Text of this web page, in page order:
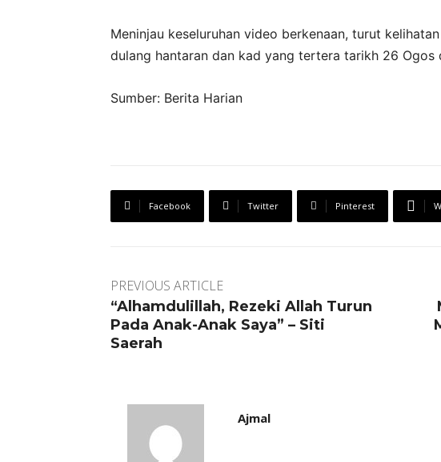
Meninjau keseluruhan video berkenaan, turut
dulang hantaran dan kad yang tertera tarikh 26 Ogos
Sumber: Berita Harian
Facebook Twitter Pinterest
PREVIOUS ARTICLE
“Alhamdulillah, Rezeki Allah Turun
Pada Anak-Anak Saya” – Siti
Saerah
Ajmal